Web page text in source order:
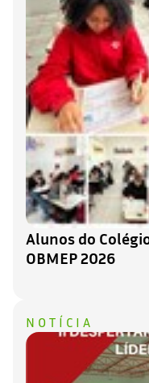
Alunos do
OBMEP 2026
NOTÍCIA